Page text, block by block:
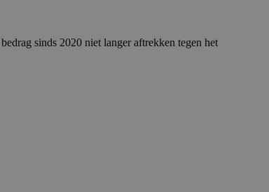
sinds 2020 niet langer aftrekken tegen het